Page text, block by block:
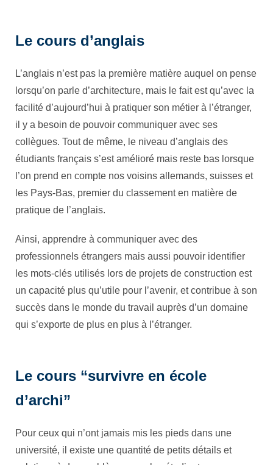
Le cours d’anglais
L’anglais n’est pas la première matière auquel on pense
lorsqu’on parle d’architecture, mais le fait est qu’avec la
facilité d’aujourd’hui à pratiquer son métier à l’étranger,
il y a besoin de pouvoir communiquer avec ses
collègues. Tout de même, le niveau d’anglais des
étudiants français s’est amélioré mais reste bas lorsque
l’on prend en compte nos voisins allemands, suisses et
les Pays-Bas, premier du classement en matière de
pratique de l’anglais.
Ainsi, apprendre à communiquer avec des
professionnels étrangers mais aussi pouvoir identifier
les mots-clés utilisés lors de projets de construction est
un capacité plus qu’utile pour l’avenir, et contribue à son
succès dans le monde du travail auprès d’un domaine
qui s’exporte de plus en plus à l’étranger.
Le cours “survivre en école
d’archi”
Pour ceux qui n’ont jamais mis les pieds dans une
université, il existe une quantité de petits détails et